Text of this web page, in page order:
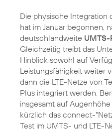
Die physische Integration
hat im Januar begonnen,
deutschlandweite
Gleichzeitig treibt das
Hinblick sowohl auf
Leistungsfähigkeit weiter
dann die LTE-Netze von
Plus integriert werden.
insgesamt auf
kürzlich das connect-
Test im UMTS- und LTE-